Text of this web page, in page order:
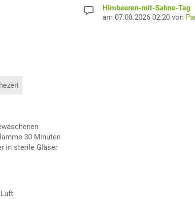
30 Minuten
in sterile Gläser
Himbeeren-mit-Sahne-Tag
am 07.08.2026 02:20 von